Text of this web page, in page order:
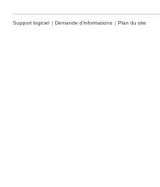
Support logiciel Demande d’informations Plan du site